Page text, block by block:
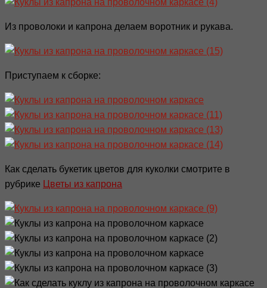
Из проволоки и капрона делаем воротник и рукава.
Приступаем к сборке:
Как сделать букетик цветов для куколки смотрите в
рубрике Цветы из капрона